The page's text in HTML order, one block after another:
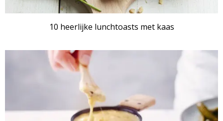
10 heerlijke lunchtoasts met kaas